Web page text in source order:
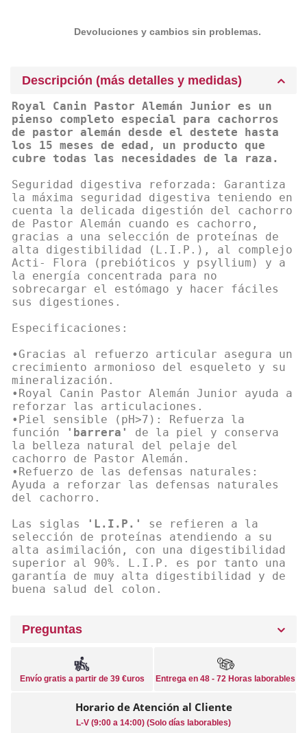
Devoluciones y cambios sin problemas.
Descripción (más detalles y medidas)
Royal Canin Pastor Alemán Junior es un
pienso completo especial para cachorros
de pastor alemán desde el destete hasta
los 15 meses de edad, un producto que
cubre todas las necesidades de la raza.
Seguridad digestiva reforzada: Garantiza
la máxima seguridad digestiva teniendo en
cuenta la delicada digestión del cachorro
de Pastor Alemán cuando es cachorro,
gracias a una selección de proteínas de
alta digestibilidad (L.I.P.), al complejo
Acti- Flora (prebióticos y psyllium) y a
la energía concentrada para no
sobrecargar el estómago y hacer fáciles
sus digestiones.
Especificaciones:
•Gracias al refuerzo articular asegura un
crecimiento armonioso del esqueleto y su
mineralización.
•Royal Canin Pastor Alemán Junior ayuda a
reforzar las articulaciones.
•Piel sensible (pH>7): Refuerza la
función
'barrera'
de la piel y conserva
la belleza natural del pelaje del
cachorro de Pastor Alemán.
•Refuerzo de las defensas naturales:
Ayuda a reforzar las defensas naturales
del cachorro.
Las siglas
'L.I.P.'
se refieren a la
selección de proteínas atendiendo a su
alta asimilación, con una digestibilidad
superior al 90%. L.I.P. es por tanto una
garantía de muy alta digestibilidad y de
buena salud del colon.
Preguntas
Envío gratis a partir de 39 €uros Entrega en 48 - 72 Horas laborables
Horario de Atención al Cliente
L-V (9:00 a 14:00) (Solo días laborables)